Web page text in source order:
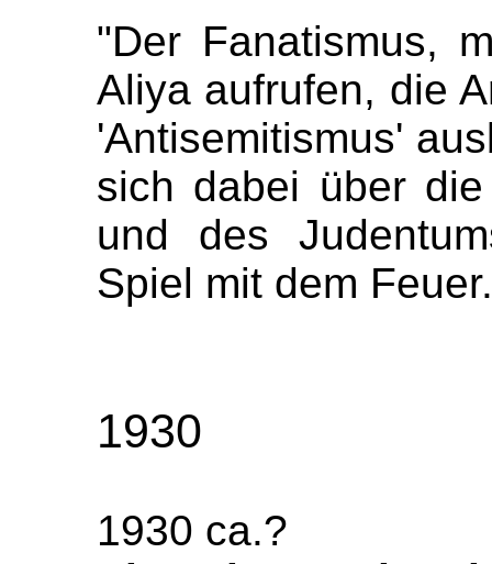
"Der Fanatismus,
Aliya aufrufen, die
'Antisemitismus'
sich dabei über
und des
Spiel mit dem
1930
1930 ca.?